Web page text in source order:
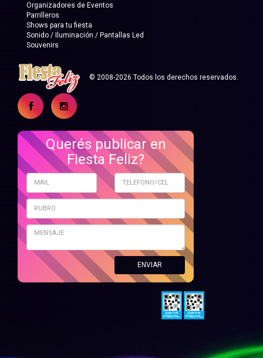
Organizadores de Eventos
Parrilleros
Shows para tu fiesta
Sonido / Iluminación / Pantallas Led
Souvenirs
© 2008-2026 Todos los derechos reservados.
Querés publicar en
Fiesta Feliz?
ENVIAR